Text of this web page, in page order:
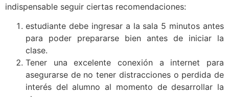
indispensable seguir ciertas recomendaciones:
estudiante debe ingresar a la sala 5 minutos antes
para poder prepararse bien antes de iniciar la
clase.
Tener una excelente conexión a internet para
asegurarse de no tener distracciones o perdida de
interés del alumno al momento de desarrollar la